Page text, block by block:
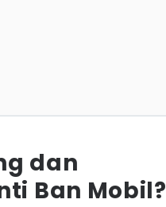
dan
Ban Mobil?